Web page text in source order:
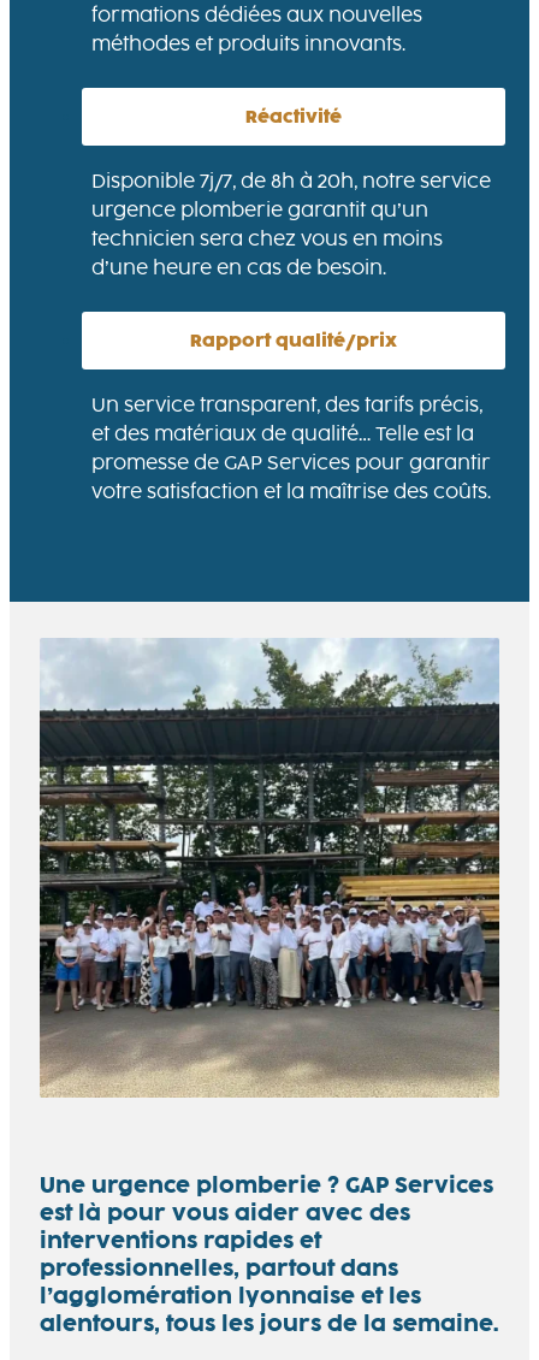
formations dédiées aux nouvelles
méthodes et produits innovants.
Réactivité
Disponible 7j/7, de 8h à 20h, notre service
urgence plomberie garantit qu’un
technicien sera chez vous en moins
d’une heure en cas de besoin.
Rapport qualité/prix
Un service transparent, des tarifs précis,
et des matériaux de qualité… Telle est la
promesse de GAP Services pour garantir
votre satisfaction et la maîtrise des coûts.
Une urgence plomberie ? GAP Services
est là pour vous aider avec des
interventions rapides et
professionnelles, partout dans
l’agglomération lyonnaise et les
alentours, tous les jours de la semaine.